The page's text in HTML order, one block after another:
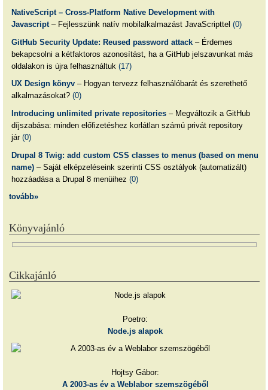
NativeScript – Cross-Platform Native Development with
Javascript– Fejlesszünk natív mobilalkalmazást JavaScripttel (0)
GitHub Security Update: Reused password attack– Érdemes
bekapcsolni a kétfaktoros azonosítást, ha a GitHub jelszavunkat más
oldalakon is újra felhasználtuk (17)
UX Design könyv– Hogyan tervezz felhasználóbarát és szerethető
alkalmazásokat? (0)
Introducing unlimited private repositories– Megváltozik a GitHub
díjszabása: minden előfizetéshez korlátlan számú privát repository
jár (0)
Drupal 8 Twig: add custom CSS classes to menus (based on menu
name)– Saját elképzeléseink szerinti CSS osztályok (automatizált)
hozzáadása a Drupal 8 menüihez (0)
tovább»
Könyvajánló
Cikkajánló
Poetro:
Node.js alapok
Hojtsy Gábor:
A 2003-as év a Weblabor szemszögéből